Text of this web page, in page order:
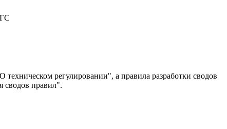
регулировании", а правила разработки сводов
сводов правил".